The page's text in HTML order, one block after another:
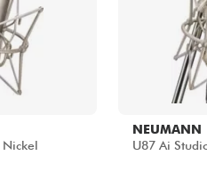
Nickel
NEUMANN
U87 Ai